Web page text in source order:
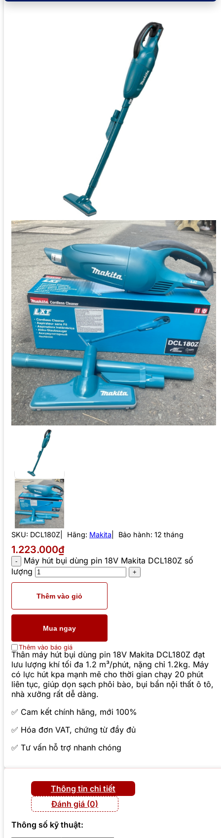
SKU: DCL180Z Hãng: Makita Bảo hành: 12 tháng
1.223.000₫
Máy hút bụi dùng pin 18V Makita DCL180Z số
lượng
Thêm vào giỏ
Mua ngay
Thêm vào báo giá
Thân máy hút bụi dùng pin 18V Makita DCL180Z đạt
lưu lượng khí tối đa 1.2 m³/phút, nặng chỉ 1.2kg. Máy
có lực hút kpa mạnh mẽ cho thời gian chạy 20 phút
liên tục, giúp dọn sạch phôi bào, bụi bẩn nội thất ô tô,
nhà xưởng rất dễ dàng.
✅ Cam kết chính hãng, mới 100%
✅ Hóa đơn VAT, chứng từ đầy đủ
✅ Tư vấn hỗ trợ nhanh chóng
Thông tin chi tiết
Đánh giá (0)
Thông số kỹ thuật: